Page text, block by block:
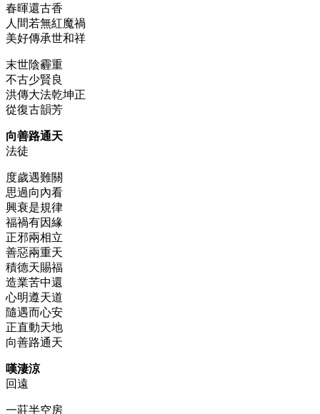
春暉還古香
人間若無紅魔禍
美好傳承世和祥
末世陰霾重
不古少賢良
洪傳大法乾坤正
從復古韻芳
向善路通天
法徒
度歲遇難關
思過向內看
興衰是規律
福禍有因緣
正邪兩相立
善惡兩重天
積德天賜福
造業苦中還
心明遵天道
隨遇而心安
正直動天地
向善路通天
嘆淒涼
回遠
一莊半空房